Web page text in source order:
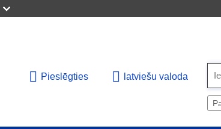
Pieslēgties latviešu valoda